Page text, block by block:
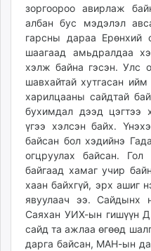
зоргоороо авирлаж
албан бус мэдэлэл
гарсны дараа Ерөнхий
шаагаад амьдралдаа
хэлж байна гэсэн. Улс
шавхайтай хутгасан ийм
харилцааны сайдтай
бухимдал дээд цэгтээ
үгээ хэлсэн байх.
байсан бол хэдийнэ
огцруулах байсан.
байгаад хамаг учир
хаан байхгүй, эрх ашиг
явуулаач ээ. Сайдынх
Саяхан УИХ-ын гишүүн
сайд та ажлаа өгөөд
дарга байсан, МАН-ын